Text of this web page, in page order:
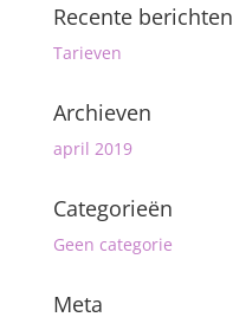
Recente berichten
Tarieven
Archieven
april 2019
Categorieën
Geen categorie
Meta